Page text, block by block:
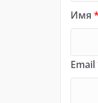
Имя *
Email